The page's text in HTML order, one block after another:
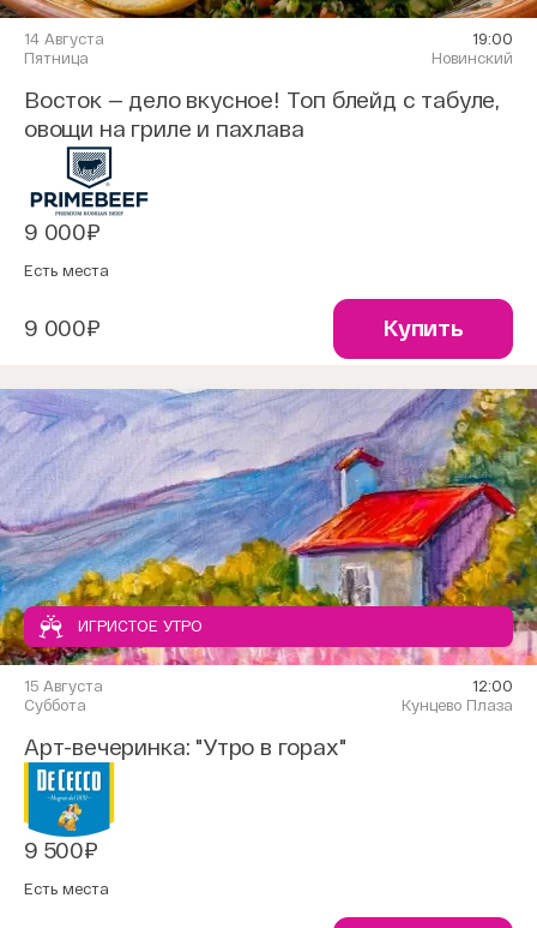
14 Августа
Пятница
19:00
Новинский
Восток — дело вкусное! Топ блейд с табуле,
овощи на гриле и пахлава
9 000₽
Есть места
9 000₽ Купить
ИГРИСТОЕ УТРО
15 Августа
Суббота
12:00
Кунцево Плаза
Арт-вечеринка: "Утро в горах"
9 500₽
Есть места